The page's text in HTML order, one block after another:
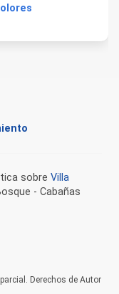
sobre Villa
- Cabañas
Derechos de Autor